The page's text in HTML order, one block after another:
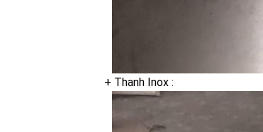
+ Thanh Inox :